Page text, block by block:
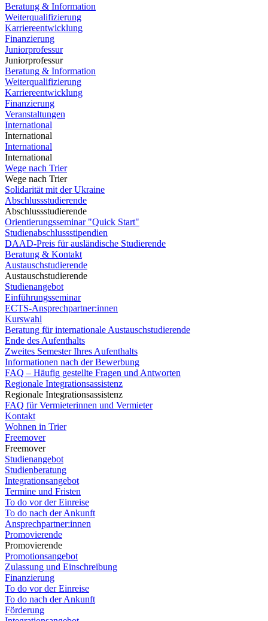
Beratung & Information
Weiterqualifizierung
Karriereentwicklung
Finanzierung
Juniorprofessur
Juniorprofessur
Beratung & Information
Weiterqualifizierung
Karriereentwicklung
Finanzierung
Veranstaltungen
International
International
International
International
Wege nach Trier
Wege nach Trier
Solidarität mit der Ukraine
Abschlussstudierende
Abschlussstudierende
Orientierungsseminar "Quick Start"
Studienabschlussstipendien
DAAD-Preis für ausländische Studierende
Beratung & Kontakt
Austauschstudierende
Austauschstudierende
Studienangebot
Einführungsseminar
ECTS-Ansprechpartner:innen
Kurswahl
Beratung für internationale Austauschstudierende
Ende des Aufenthalts
Zweites Semester Ihres Aufenthalts
Informationen nach der Bewerbung
FAQ – Häufig gestellte Fragen und Antworten
Regionale Integrationsassistenz
Regionale Integrationsassistenz
FAQ für Vermieterinnen und Vermieter
Kontakt
Wohnen in Trier
Freemover
Freemover
Studienangebot
Studienberatung
Integrationsangebot
Termine und Fristen
To do vor der Einreise
To do nach der Ankunft
Ansprechpartner:innen
Promovierende
Promovierende
Promotionsangebot
Zulassung und Einschreibung
Finanzierung
To do vor der Einreise
To do nach der Ankunft
Förderung